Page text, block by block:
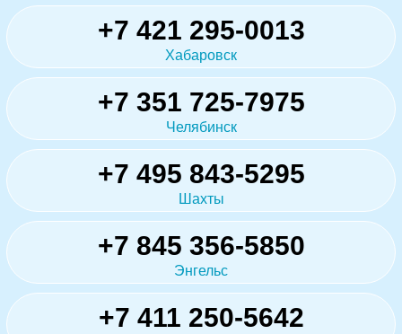
+7 421 295-0013
Хабаровск
+7 351 725-7975
Челябинск
+7 495 843-5295
Шахты
+7 845 356-5850
Энгельс
+7 411 250-5642